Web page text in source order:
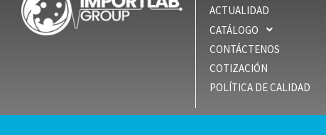
ACTUALIDAD
CATÁLOGO
CONTÁCTENOS
COTIZACIÓN
POLÍTICA DE CALIDAD